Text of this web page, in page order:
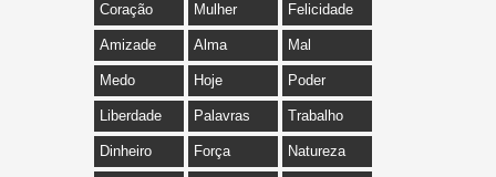
Coração Mulher Felicidade
Amizade Alma Mal
Medo Hoje Poder
Liberdade Palavras Trabalho
Dinheiro Força Natureza